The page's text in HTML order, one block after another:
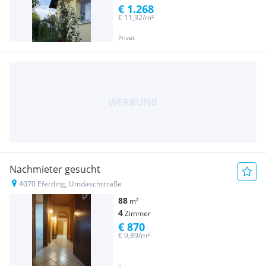
Privat
€ 11,32/m²
€ 1.268
Nachmieter gesucht
4070 Eferding, Umdaschstraße
88 m²
4Zimmer
€ 9,89/m²
€ 870